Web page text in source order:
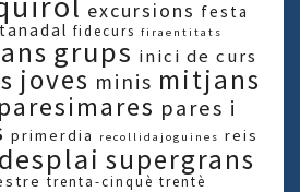
excursions festa
fidecurs firaentitats
grups inici de curs
joves minis mitjans
paresimares pares i
primerdia recollidajoguines reis
supergrans
trenta-cinquè trentè